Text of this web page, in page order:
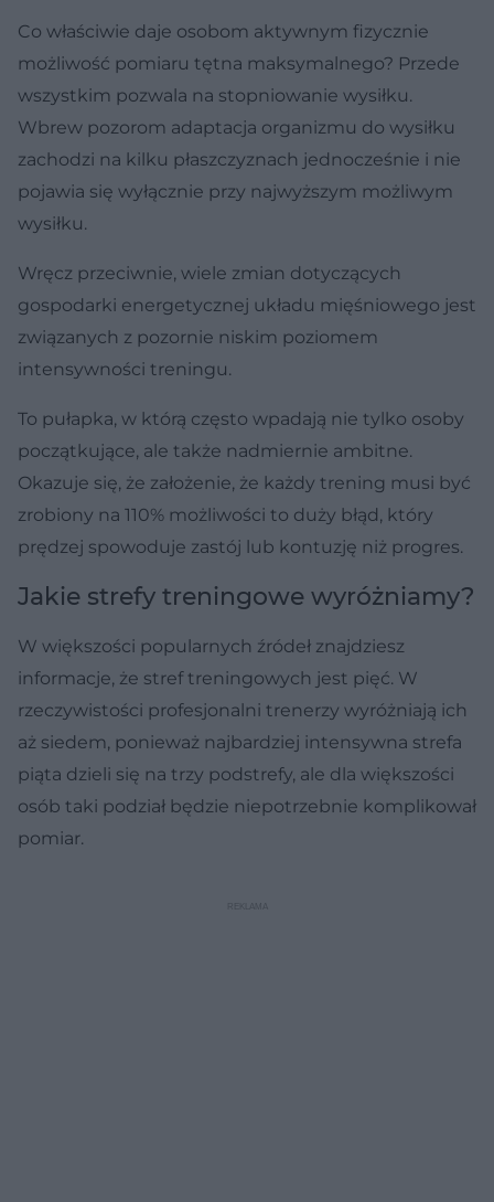
Co właściwie daje osobom aktywnym fizycznie
możliwość pomiaru tętna maksymalnego? Przede
wszystkim pozwala na stopniowanie wysiłku.
Wbrew pozorom adaptacja organizmu do wysiłku
zachodzi na kilku płaszczyznach jednocześnie i nie
pojawia się wyłącznie przy najwyższym możliwym
wysiłku.
Wręcz przeciwnie, wiele zmian dotyczących
gospodarki energetycznej układu mięśniowego jest
związanych z pozornie niskim poziomem
intensywności treningu.
To pułapka, w którą często wpadają nie tylko osoby
początkujące, ale także nadmiernie ambitne.
Okazuje się, że założenie, że każdy trening musi być
zrobiony na 110% możliwości to duży błąd, który
prędzej spowoduje zastój lub kontuzję niż progres.
Jakie strefy treningowe wyróżniamy?
W większości popularnych źródeł znajdziesz
informacje, że stref treningowych jest pięć. W
rzeczywistości profesjonalni trenerzy wyróżniają ich
aż siedem, ponieważ najbardziej intensywna strefa
piąta dzieli się na trzy podstrefy, ale dla większości
osób taki podział będzie niepotrzebnie komplikował
pomiar.